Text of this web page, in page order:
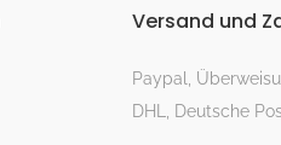
Versand und
Paypal,
DHL, Deutsche